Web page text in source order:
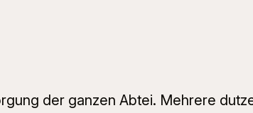
der ganzen Abtei. Mehrere